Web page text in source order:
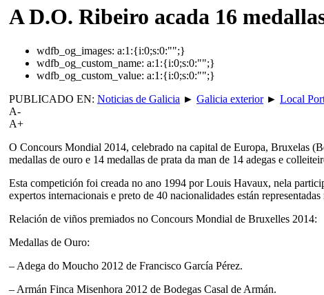
A D.O. Ribeiro acada 16
wdfb_og_images: a:1:{i:0;s:0:"";}
wdfb_og_custom_name: a:1:{i:0;s:0:"";}
wdfb_og_custom_value: a:1:{i:0;s:0:"";}
PUBLICADO EN: Noticias de Galicia ► Galicia exterior► Local
A-
A+
O Concours Mondial 2014, celebrado na capital de Europa, Bruxelas
medallas de ouro e 14 medallas de prata da man de 14 adegas e
Esta competición foi creada no ano 1994 por Louis Havaux, nela
expertos internacionais e preto de 40 nacionalidades están
Relación de viños premiados no Concours Mondial de Bruxelles 2014:
Medallas de Ouro:
– Adega do Moucho 2012 de Francisco García Pérez.
– Armán Finca Misenhora 2012 de Bodegas Casal de Armán.